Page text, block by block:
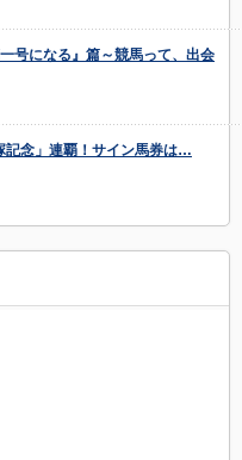
号になる』篇～競馬って、出会
記念」連覇！サイン馬券は…